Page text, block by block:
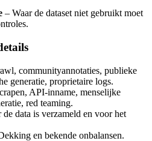
– Waar de dataset niet gebruikt moet
communityannotaties, publieke
generatie, proprietaire logs.
API-inname, menselijke
red teaming.
de data is verzameld en voor het
en bekende onbalansen.